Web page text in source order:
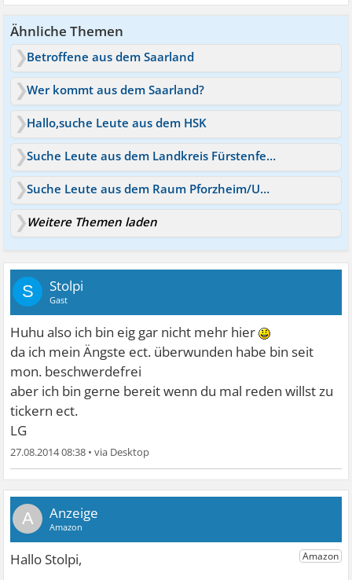
Ähnliche Themen
Betroffene aus dem Saarland
Wer kommt aus dem Saarland?
Hallo,suche Leute aus dem HSK
Suche Leute aus dem Landkreis Fürstenfeldbruck
Suche Leute aus dem Raum Pforzheim/Umgebung -Panikertreff---
Weitere Themen laden
S Stolpi
Gast
Huhu also ich bin eig gar nicht mehr hier
da ich mein Ängste ect. überwunden habe bin seit
mon. beschwerdefrei
aber ich bin gerne bereit wenn du mal reden willst zu
tickern ect.
LG
27.08.2014 08:38 •
A